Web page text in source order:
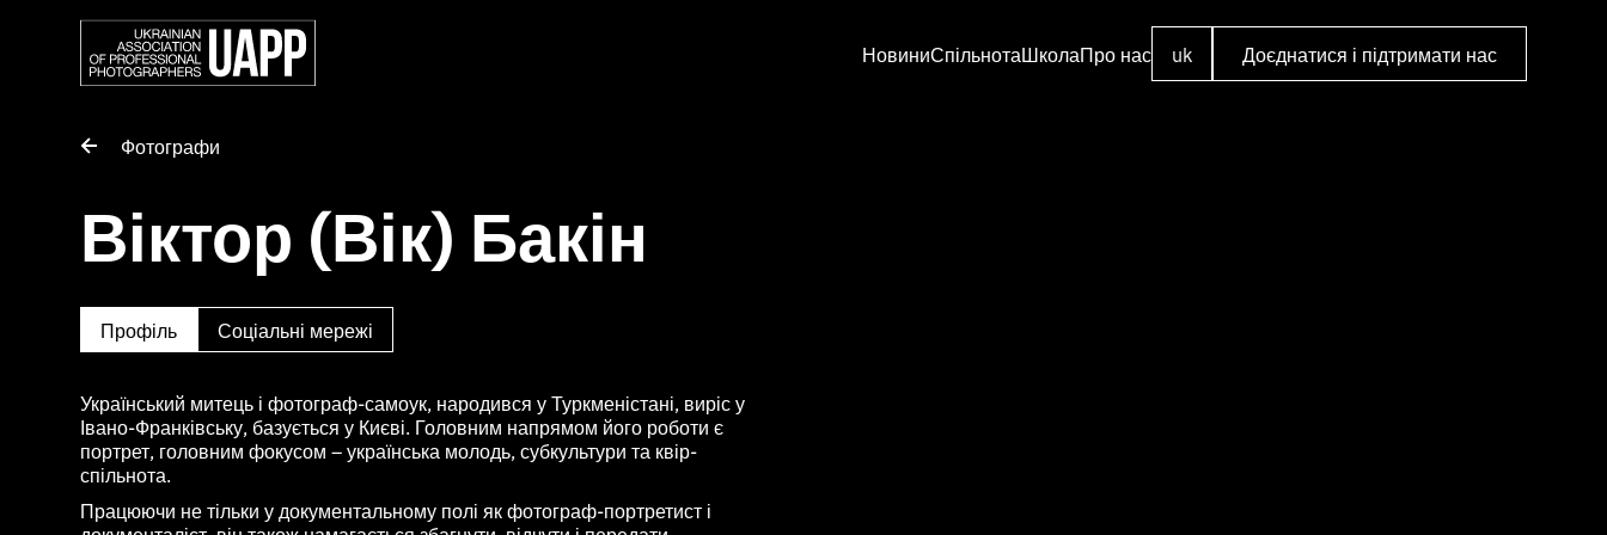
НовиниСпільнотаШколаПро нас uk Доєднатися і підтримати нас
Фотографи
Віктор (Вік) Бакін
Профіль Соціальні мережі
Український митець і фотограф-самоук, народився у Туркменістані, виріс у
Івано-Франківську, базується у Києві. Головним напрямом його роботи є
портрет, головним фокусом – українська молодь, субкультури та квір-
спільнота.
Працюючи не тільки у документальному полі як фотограф-портретист і